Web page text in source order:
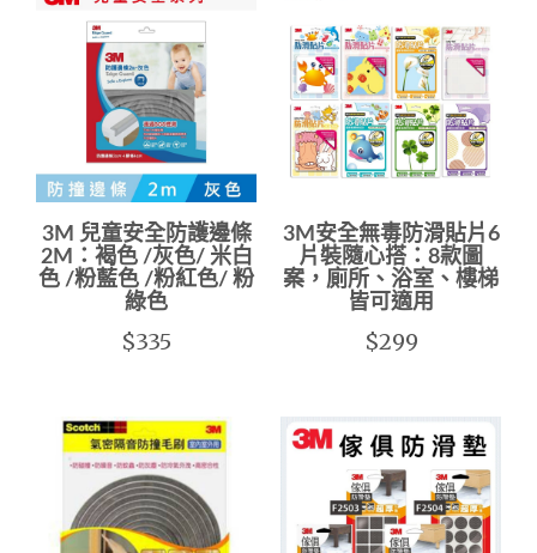
3M 兒童安全防護邊條
2M：褐色 /灰色/ 米白
色 /粉藍色 /粉紅色/ 粉
綠色
$335
3M安全無毒防滑貼片6
片裝隨心搭：8款圖
案，廁所、浴室、樓梯
皆可適用
$299